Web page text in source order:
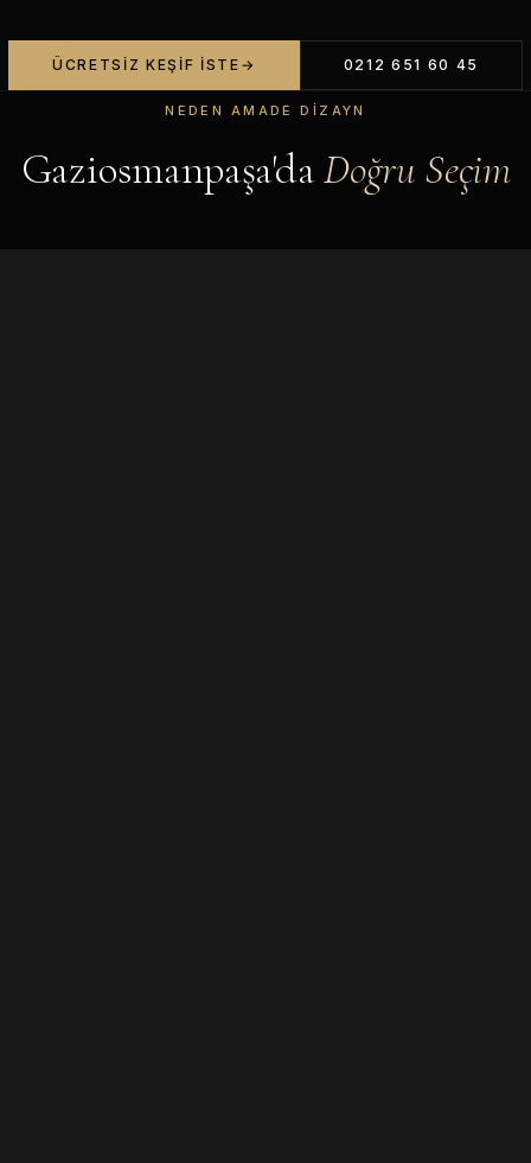
ÜCRETSIZ KEŞIF İSTE 0212 651 60 45
NEDEN AMADE DIZAYN
Gaziosmanpaşa'daDoğru Seçim